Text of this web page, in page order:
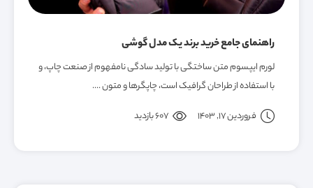
راهنمای جامع خرید برند یک مدل گوشی
لورم ایپسوم متن ساختگی با تولید سادگی نامفهوم از صنعت چاپ، و
با استفاده از طراحان گرافیک است، چاپگرها و متون ....
فروردین 17, 1403 607 بازدید